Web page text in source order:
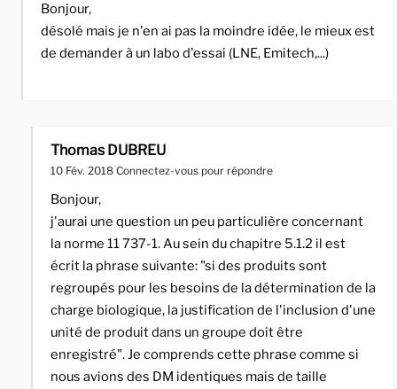
Bonjour,
désolé mais je n'en ai pas la moindre idée, le mieux est
de demander à un labo d'essai (LNE, Emitech,...)
Thomas DUBREU
10 Fév. 2018 Connectez-vous pour répondre
Bonjour,
j'aurai une question un peu particulière concernant
la norme 11 737-1. Au sein du chapitre 5.1.2 il est
écrit la phrase suivante: "si des produits sont
regroupés pour les besoins de la détermination de la
charge biologique, la justification de l'inclusion d'une
unité de produit dans un groupe doit être
enregistré". Je comprends cette phrase comme si
nous avions des DM identiques mais de taille